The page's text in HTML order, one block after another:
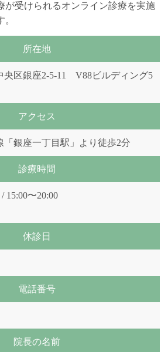
が受けられるオンライン診療を実施
所在地
央区銀座2-5-11 V88ビルディング5
アクセス
「銀座一丁目駅」より徒歩2分
診療時間
15:00〜20:00
休診日
電話番号
院長の名前